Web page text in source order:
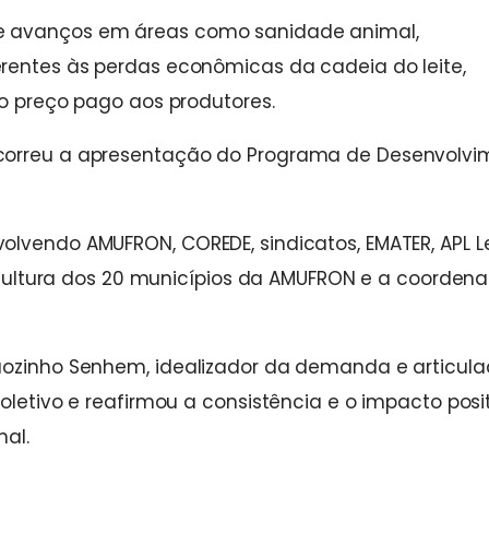
em áreas como sanidade animal,
às perdas econômicas da cadeia do leite,
preço pago aos produtores.
a apresentação do Programa de
AMUFRON, COREDE, sindicatos, EMATER, APL
dos 20 municípios da AMUFRON e a
Senhem, idealizador da demanda e
e reafirmou a consistência e o impacto